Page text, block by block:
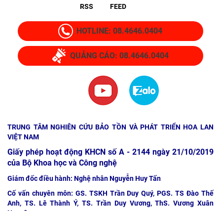
RSS FEED
HOTLINE: 08.4646.0404
QUẢNG CÁO: 08.4646.0404
TRUNG TÂM NGHIÊN CỨU BẢO TỒN VÀ PHÁT TRIỂN HOA LAN
VIỆT NAM
Giấy phép hoạt động KHCN số A - 2144 ngày 21/10/2019
của Bộ Khoa học và Công nghệ
Giám đốc điều hành: Nghệ nhân Nguyễn Huy Tấn
Cố vấn chuyên môn: GS. TSKH Trần Duy Quý, PGS. TS Đào Thế
Anh, TS. Lê Thành Ý, TS. Trần Duy Vương, ThS. Vương Xuân